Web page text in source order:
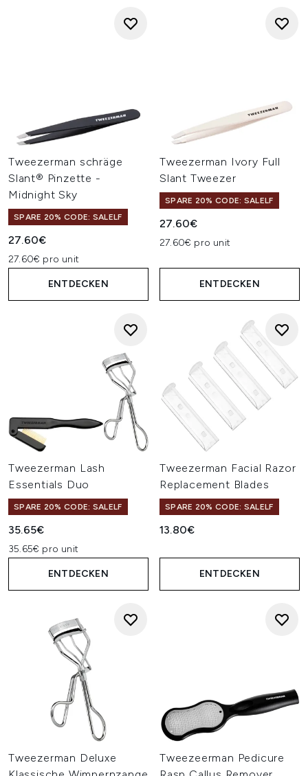
Tweezerman schräge
Slant® Pinzette -
Midnight Sky
SPARE 20% CODE: SALELF
27.60€
27.60€ pro unit
ENTDECKEN
Tweezerman Ivory Full
Slant Tweezer
SPARE 20% CODE: SALELF
27.60€
27.60€ pro unit
ENTDECKEN
Tweezerman Lash
Essentials Duo
SPARE 20% CODE: SALELF
35.65€
35.65€ pro unit
ENTDECKEN
Tweezerman Facial Razor
Replacement Blades
SPARE 20% CODE: SALELF
13.80€
ENTDECKEN
Tweezerman Deluxe
Tweezeerman Pedicure